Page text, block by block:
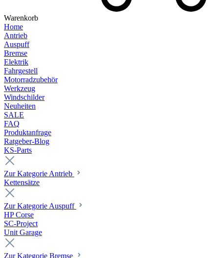
Warenkorb
Home
Antrieb
Auspuff
Bremse
Elektrik
Fahrgestell
Motorradzubehör
Werkzeug
Windschilder
Neuheiten
SALE
FAQ
Produktanfrage
Ratgeber-Blog
KS-Parts
Zur Kategorie Antrieb
Kettensätze
Zur Kategorie Auspuff
HP Corse
SC-Project
Unit Garage
Zur Kategorie Bremse